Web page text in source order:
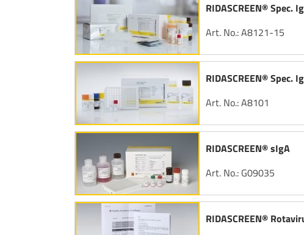
RIDASCREEN® Spec.
Art. No.: A8121-15
RIDASCREEN® Spec.
Art. No.: A8101
RIDASCREEN® sIgA
Art. No.: G09035
RIDASCREEN®